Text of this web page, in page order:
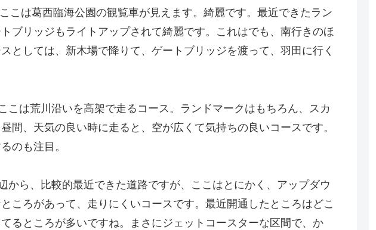
こは葛西臨海公園の観覧車が見えます。綺麗です。最近できたラン
ブリッジもライトアップされて綺麗です。これはでも、南行きのほ
としては、新木場で降りて、ゲートブリッジを渡って、羽田に行く
こは荒川沿いを高架で走るコース。ランドマークはもちろん、スカ
間、天気の良い時に走ると、空が広くて気持ちの良いコースです。
のも注目。
から、比較的最近できた道路ですが、ここはとにかく、アップダウ
ころがあって、走りにくいコースです。最近開通したところはどこ
るところが多いですね。まさにジェットコースターな区間で、か